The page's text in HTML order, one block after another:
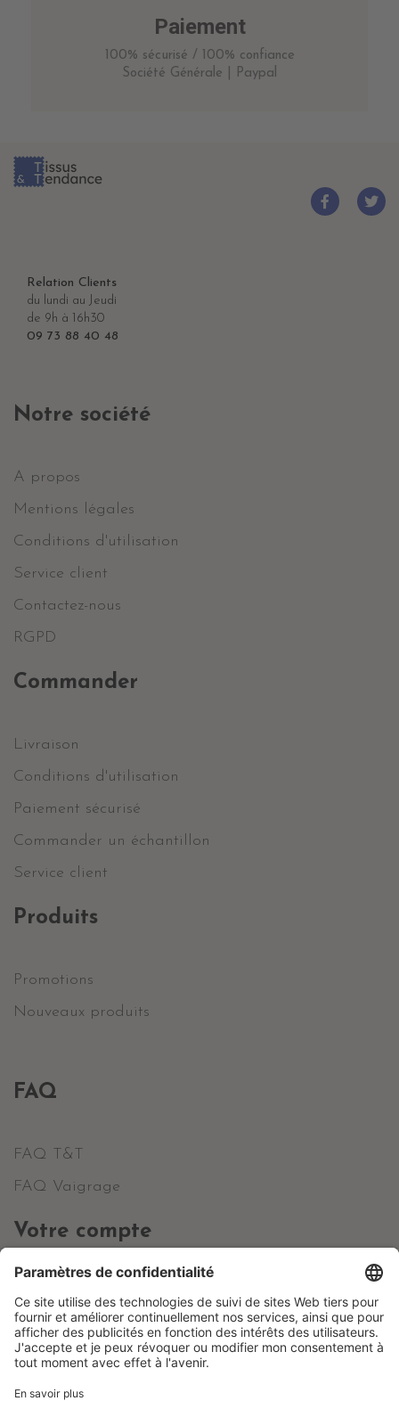
Paiement
100% sécurisé / 100% confiance
Société Générale | Paypal
Relation Clients
du lundi au Jeudi
de 9h à 16h30
09 73 88 40 48
Notre société
A propos
Mentions légales
Conditions d'utilisation
Service client
Contactez-nous
RGPD
Commander
Livraison
Conditions d'utilisation
Paiement sécurisé
Commander un échantillon
Service client
Produits
Promotions
Nouveaux produits
FAQ
FAQ T&T
FAQ Vaigrage
Votre compte
Informations personnelles
Commandes
Avoirs
Adresses